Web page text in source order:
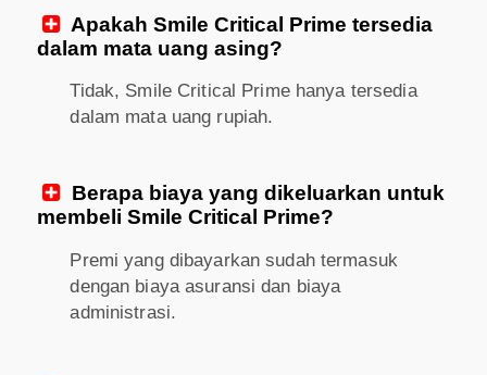
 Apakah Smile Critical Prime tersedia
dalam mata uang asing?
Tidak, Smile Critical Prime hanya tersedia
dalam mata uang rupiah.

Berapa biaya yang dikeluarkan untuk
membeli Smile Critical Prime?
Premi yang dibayarkan sudah termasuk
dengan biaya asuransi dan biaya
administrasi.